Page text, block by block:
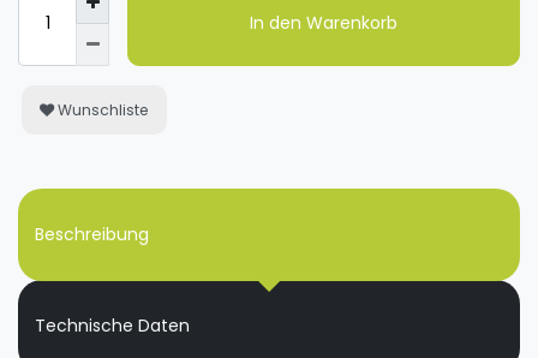
In den Warenkorb
Wunschliste
Beschreibung
Technische Daten